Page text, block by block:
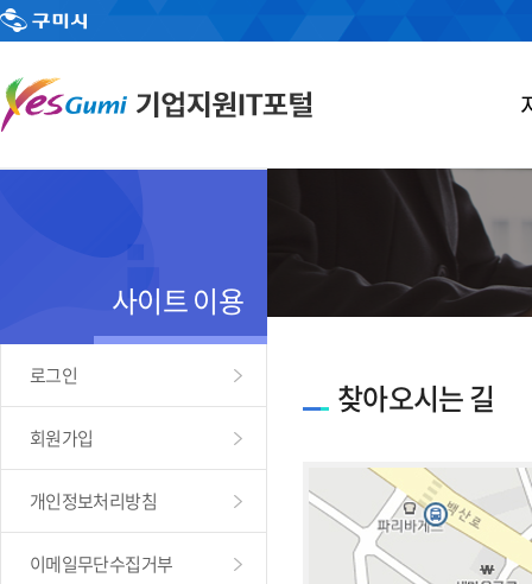
사이트 이용
로그인
회원가입
개인정보처리방침
이메일무단수집거부
찾아오시는 길